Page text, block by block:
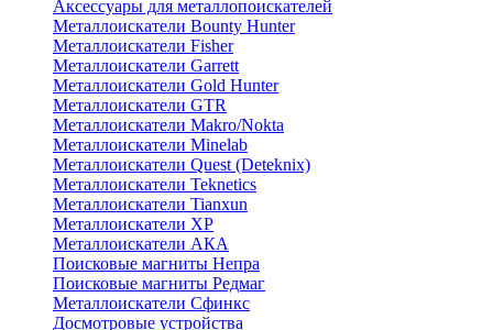
Аксессуары для металлопоискателей
Металлоискатели Bounty Hunter
Металлоискатели Fisher
Металлоискатели Garrett
Металлоискатели Gold Hunter
Металлоискатели GTR
Металлоискатели Makro/Nokta
Металлоискатели Minelab
Металлоискатели Quest (Deteknix)
Металлоискатели Teknetics
Металлоискатели Tianxun
Металлоискатели XP
Металлоискатели АКА
Поисковые магниты Непра
Поисковые магниты Редмаг
Металлоискатели Сфинкс
Досмотровые устройства